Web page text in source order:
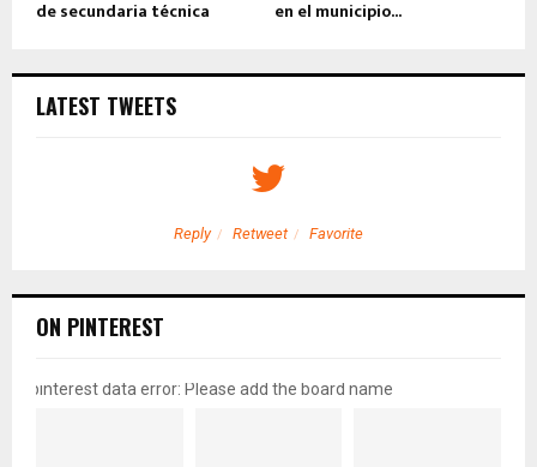
de secundaria técnica en el municipio...
LATEST TWEETS
Reply Retweet Favorite
ON PINTEREST
pinterest data error: Please add the board name